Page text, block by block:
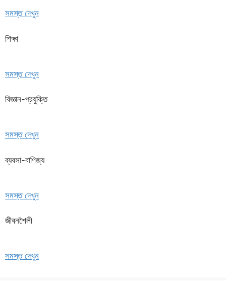
সমস্ত দেখুন
শিক্ষা
সমস্ত দেখুন
বিজ্ঞান-প্রযুক্তি
সমস্ত দেখুন
ব্যবসা-বাণিজ্য
সমস্ত দেখুন
জীবনশৈলী
সমস্ত দেখুন